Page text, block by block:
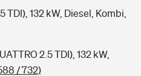
TDI), 132 kW, Diesel, Kombi,
2.5 TDI), 132 kW,
/ 732)